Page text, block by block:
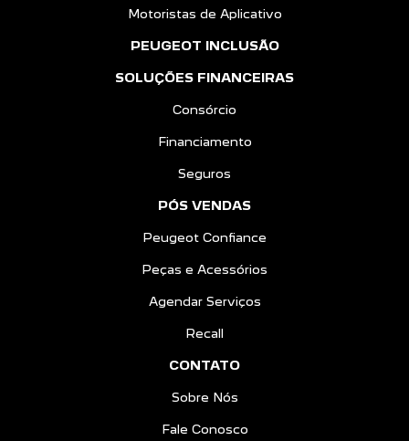
Motoristas de Aplicativo
PEUGEOT INCLUSÃO
SOLUÇÕES FINANCEIRAS
Consórcio
Financiamento
Seguros
PÓS VENDAS
Peugeot Confiance
Peças e Acessórios
Agendar Serviços
Recall
CONTATO
Sobre Nós
Fale Conosco